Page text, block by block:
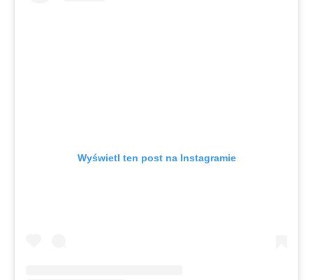
Wyświetl ten post na Instagramie